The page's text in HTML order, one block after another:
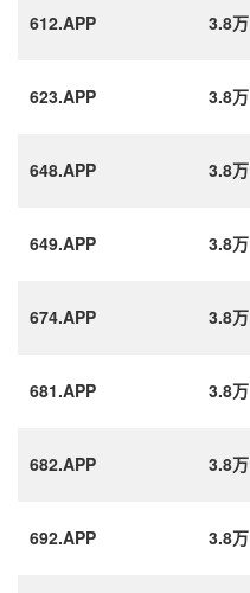
612.APP 3.8万
623.APP 3.8万
648.APP 3.8万
649.APP 3.8万
674.APP 3.8万
681.APP 3.8万
682.APP 3.8万
692.APP 3.8万